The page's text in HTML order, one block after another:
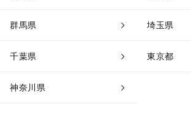
群馬県 埼玉県
千葉県 東京都
神奈川県